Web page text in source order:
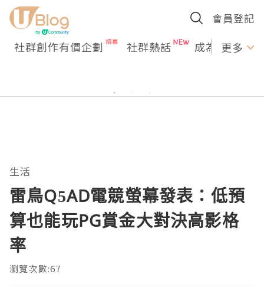
會員登記
社群創作有價企劃 社群熱話 成為U更多
生活
雷鳥Q5AD電競螢幕發表：低預
算也能玩PG賞金大對決高影格
率
瀏覽次數:67